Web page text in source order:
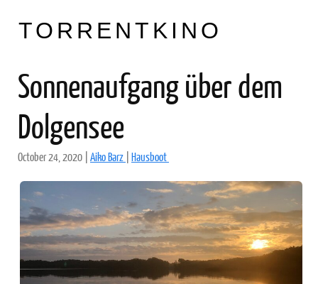
TORRENTKINO
Sonnenaufgang über dem
Dolgensee
October 24, 2020 Aiko Barz Hausboot